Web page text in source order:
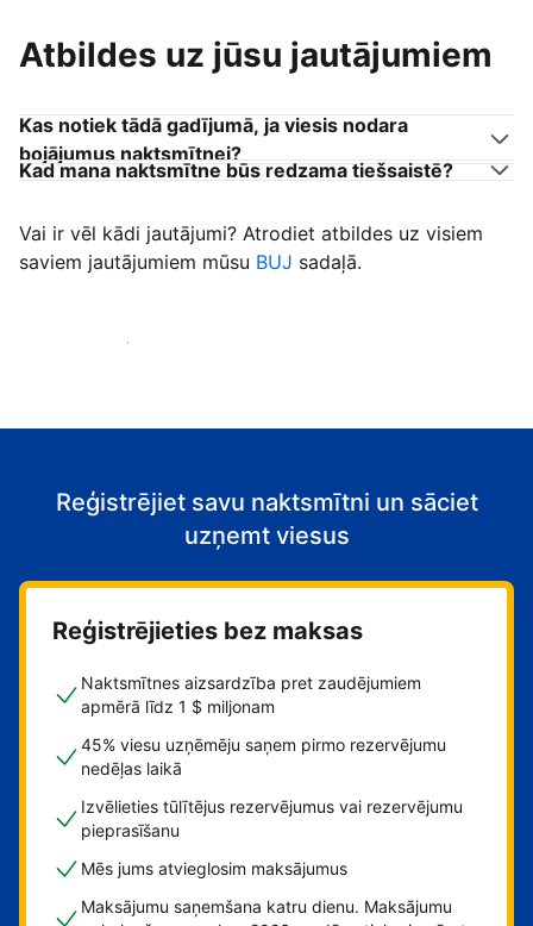
Atbildes uz jūsu jautājumiem
Kas notiek tādā gadījumā, ja viesis nodara
bojājumus naktsmītnei?
Kad mana naktsmītne būs redzama tiešsaistē?
Vai ir vēl kādi jautājumi? Atrodiet atbildes uz visiem
saviem jautājumiem mūsu BUJ sadaļā.
Sākt uzņemt viesus
Reģistrējiet savu naktsmītni un sāciet
uzņemt viesus
Reģistrējieties bez maksas
Naktsmītnes aizsardzība pret zaudējumiem
apmērā līdz 1 $ miljonam
45% viesu uzņēmēju saņem pirmo rezervējumu
nedēļas laikā
Izvēlieties tūlītējus rezervējumus vai rezervējumu
pieprasīšanu
Mēs jums atvieglosim maksājumus
Maksājumu saņemšana katru dienu. Maksājumu